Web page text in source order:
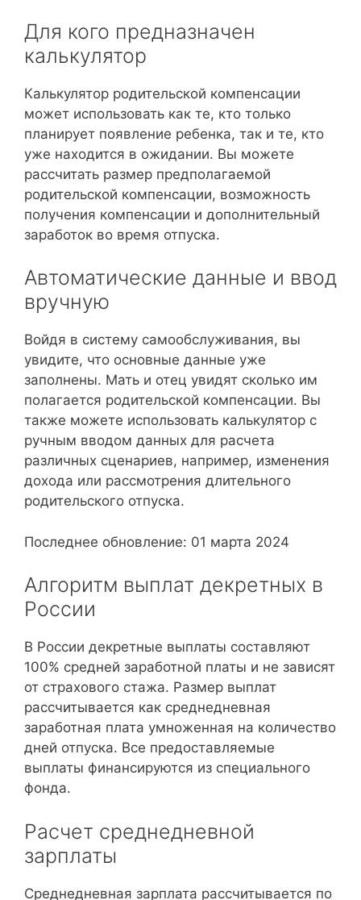
Для кого предназначен
калькулятор
Калькулятор родительской компенсации
может использовать как те, кто только
планирует появление ребенка, так и те, кто
уже находится в ожидании. Вы можете
рассчитать размер предполагаемой
родительской компенсации, возможность
получения компенсации и дополнительный
заработок во время отпуска.
Автоматические данные и ввод
вручную
Войдя в систему самообслуживания, вы
увидите, что основные данные уже
заполнены. Мать и отец увидят сколько им
полагается родительской компенсации. Вы
также можете использовать калькулятор с
ручным вводом данных для расчета
различных сценариев, например, изменения
дохода или рассмотрения длительного
родительского отпуска.
Последнее обновление: 01 марта 2024
Алгоритм выплат декретных в
России
В России декретные выплаты составляют
100% средней заработной платы и не зависят
от страхового стажа. Размер выплат
рассчитывается как среднедневная
заработная плата умноженная на количество
дней отпуска. Все предоставляемые
выплаты финансируются из специального
фонда.
Расчет среднедневной
зарплаты
Среднедневная зарплата рассчитывается по